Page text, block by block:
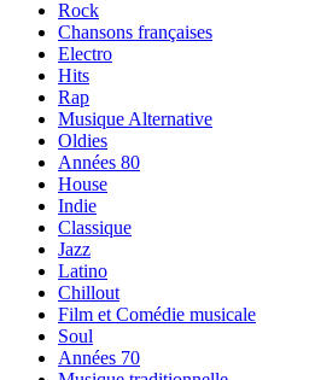
Rock
Chansons françaises
Electro
Hits
Rap
Musique Alternative
Oldies
Années 80
House
Indie
Classique
Jazz
Latino
Chillout
Film et Comédie musicale
Soul
Années 70